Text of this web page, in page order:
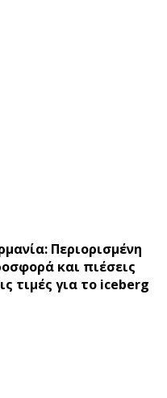
Περιορισμένη
και πιέσεις
τιμές για το iceberg